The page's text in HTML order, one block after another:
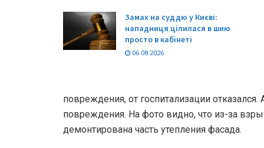
Замах на суддю у Києві:
нападниця цілилася в шию
просто в кабінеті
06.08.2026
повреждения, от госпитализации
повреждения. На фото видно, что из-за
демонтирована часть утепления фасада.